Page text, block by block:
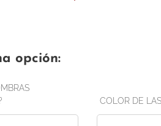
opción:
COLOR DE